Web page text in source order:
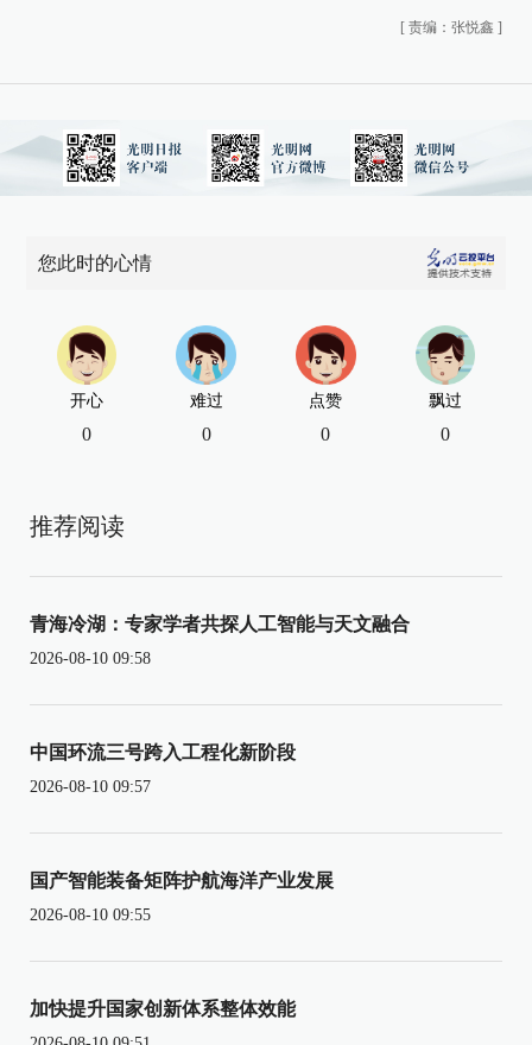
[ 责编：张悦鑫 ]
您此时的心情
开心
0
难过
0
点赞
0
飘过
0
推荐阅读
青海冷湖：专家学者共探人工智能与天文融合
2026-08-10 09:58
中国环流三号跨入工程化新阶段
2026-08-10 09:57
国产智能装备矩阵护航海洋产业发展
2026-08-10 09:55
加快提升国家创新体系整体效能